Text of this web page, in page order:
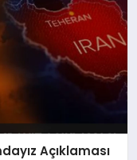
Açıklaması